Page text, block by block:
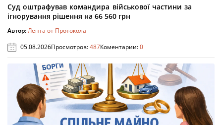
Суд оштрафував командира військової частини за
ігнорування рішення на 66 560 грн
Автор:Лента от Протокола
05.08.2026Просмотров:487Коментарии:0